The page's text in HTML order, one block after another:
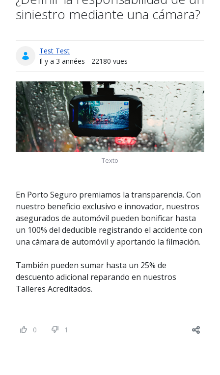
siniestro mediante una cámara?
Test Test
Date de publication
Il y a 3 années - 22180 vues
Texto
En Porto Seguro premiamos la transparencia. Con
nuestro beneficio exclusivo e innovador, nuestros
asegurados de automóvil pueden bonificar hasta
un 100% del deducible registrando el accidente con
una cámara de automóvil y aportando la filmación.
También pueden sumar hasta un 25% de
descuento adicional reparando en nuestros
Talleres Acreditados.
0 1